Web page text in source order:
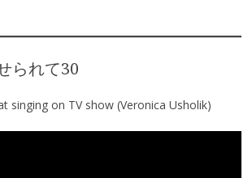
られて30
singing on TV show (Veronica Usholik)